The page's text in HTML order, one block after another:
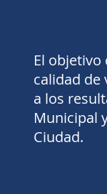
El
calidad de
a los
Municipal
Ciudad.